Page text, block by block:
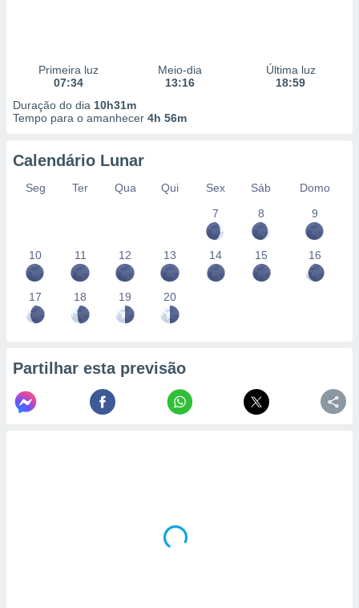
Primeira luz
07:34
Meio-dia
13:16
Última luz
18:59
Duração do dia 10h31m
Tempo para o amanhecer 4h 56m
Calendário Lunar
Seg Ter Qua Qui Sex Sáb
Domo
7
8 9
10 11 12 13 14 15 16
17 18 19 20
Partilhar esta previsão